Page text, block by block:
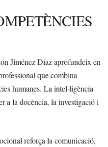
Jiménez Díaz aprofundeix en
que combina
humanes. La intel·ligència
a la docència, la investigació i
reforça la comunicació,